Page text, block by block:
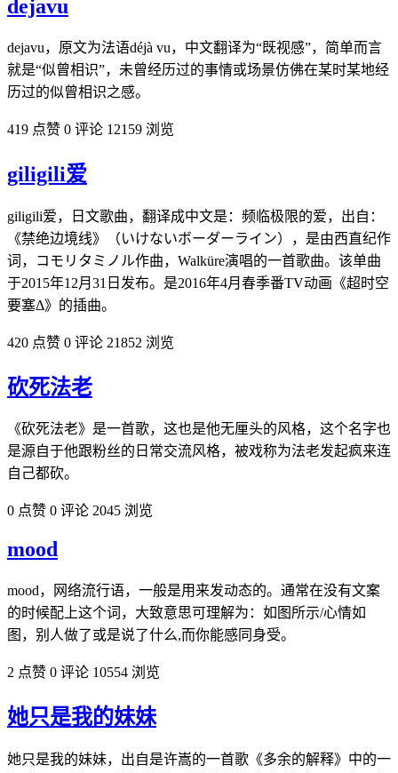
dejavu
dejavu，原文为法语déjà vu，中文翻译为“既视感”，简单而言
就是“似曾相识”，未曾经历过的事情或场景仿佛在某时某地经
历过的似曾相识之感。
419 点赞 0 评论 12159 浏览
giligili爱
giligili爱，日文歌曲，翻译成中文是：频临极限的爱，出自：
《禁绝边境线》（いけないボーダーライン），是由西直纪作
词，コモリタミノル作曲，Walküre演唱的一首歌曲。该单曲
于2015年12月31日发布。是2016年4月春季番TV动画《超时空
要塞Δ》的插曲。
420 点赞 0 评论 21852 浏览
砍死法老
《砍死法老》是一首歌，这也是他无厘头的风格，这个名字也
是源自于他跟粉丝的日常交流风格，被戏称为法老发起疯来连
自己都砍。
0 点赞 0 评论 2045 浏览
mood
mood，网络流行语，一般是用来发动态的。通常在没有文案
的时候配上这个词，大致意思可理解为：如图所示/心情如
图，别人做了或是说了什么,而你能感同身受。
2 点赞 0 评论 10554 浏览
她只是我的妹妹
她只是我的妹妹，出自是许嵩的一首歌《多余的解释》中的一